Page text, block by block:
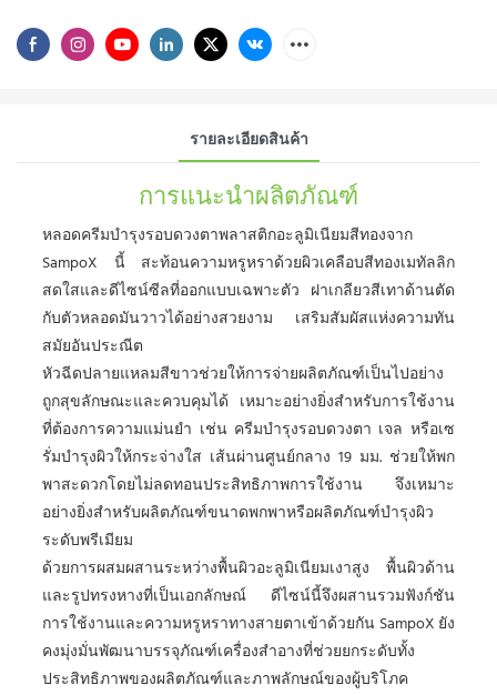
รายละเอียดสินค้า
การแนะนำผลิตภัณฑ์
หลอดครีมบำรุงรอบดวงตาพลาสติกอะลูมิเนียมสีทองจาก
SampoX นี้ สะท้อนความหรูหราด้วยผิวเคลือบสีทองเมทัลลิก
สดใสและดีไซน์ซีลที่ออกแบบเฉพาะตัว ฝาเกลียวสีเทาด้านตัด
กับตัวหลอดมันวาวได้อย่างสวยงาม เสริมสัมผัสแห่งความทัน
สมัยอันประณีต
หัวฉีดปลายแหลมสีขาวช่วยให้การจ่ายผลิตภัณฑ์เป็นไปอย่าง
ถูกสุขลักษณะและควบคุมได้ เหมาะอย่างยิ่งสำหรับการใช้งาน
ที่ต้องการความแม่นยำ เช่น ครีมบำรุงรอบดวงตา เจล หรือเซ
รั่มบำรุงผิวให้กระจ่างใส เส้นผ่านศูนย์กลาง 19 มม. ช่วยให้พก
พาสะดวกโดยไม่ลดทอนประสิทธิภาพการใช้งาน จึงเหมาะ
อย่างยิ่งสำหรับผลิตภัณฑ์ขนาดพกพาหรือผลิตภัณฑ์บำรุงผิว
ระดับพรีเมียม
ด้วยการผสมผสานระหว่างพื้นผิวอะลูมิเนียมเงาสูง พื้นผิวด้าน
และรูปทรงหางที่เป็นเอกลักษณ์ ดีไซน์นี้จึงผสานรวมฟังก์ชัน
การใช้งานและความหรูหราทางสายตาเข้าด้วยกัน SampoX ยัง
คงมุ่งมั่นพัฒนาบรรจุภัณฑ์เครื่องสำอางที่ช่วยยกระดับทั้ง
ประสิทธิภาพของผลิตภัณฑ์และภาพลักษณ์ของผู้บริโภค